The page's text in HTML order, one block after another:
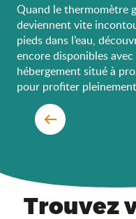
Quand le thermomètre
deviennent vite
pieds dans l’eau,
encore disponibles
hébergement situé à
pour profiter pleinement
Locations
piscine
Trouvez